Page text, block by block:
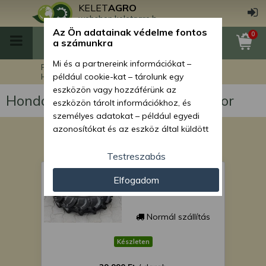
KELETAGRO
webshop.keletagro.hu
0
Főoldal
Honda Mighty 130 japán kistraktor
Honda Mighty 130 japán kistraktor
Gumi 7-14 SZUPER
ÁRON!
Normál szállítás
Készleten
Az Ön adatainak védelme fontos
a számunkra
Mi és a partnereink információkat –
például cookie-kat – tárolunk egy
eszközön vagy hozzáférünk az
eszközön tárolt információkhoz, és
személyes adatokat – például egyedi
azonosítókat és az eszköz által küldött
személyre szabott hirdetések és
tartalom nyújtásához, hirdetés- és
tartalomméréshez, nézettségi adatok
gyűjtéséhez, valamint termékek
kifejlesztéséhez és a termékek
javításához. Az Ön engedélyével mi és a
módszerrel szerzett pontos geolokációs
Testreszabás
Elfogadom